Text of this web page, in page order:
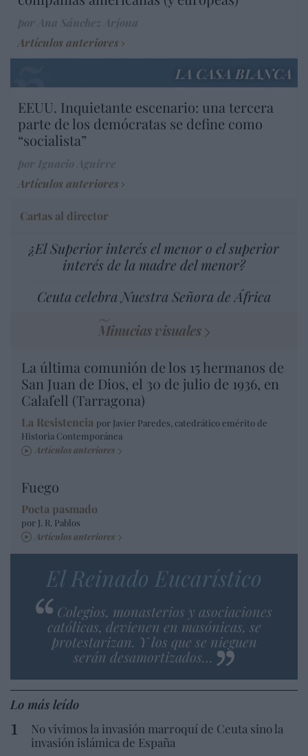
Artículos anteriores
LA CASA BLANCA
EEUU. Inquietante escenario: una tercera
parte de los demócratas se define como
“socialista”
Artículos anteriores
Cartas al director
¿El Superior interés el menor o el superior
interés de la madre del menor?
Ceuta celebra Nuestra Señora de África
Minucias visuales
La última comunión de los 15 hermanos de
San Juan de Dios, el 30 de julio de 1936, en
Calafell (Tarragona)
La Resistencia por Javier Paredes, catedrático emérito de
Historia Contemporánea
Artículos anteriores
Fuego
Poeta pasmado
por J. R. Pablos
Artículos anteriores
El Reinado Eucarístico
Colegios, monasterios y asociaciones
católicas, devienen en masónicas, se
protestarizan. Y los que se nieguen
serán desamortizados…
Lo más leído
No vivimos la invasión marroquí de Ceuta sino la
invasión islámica de España